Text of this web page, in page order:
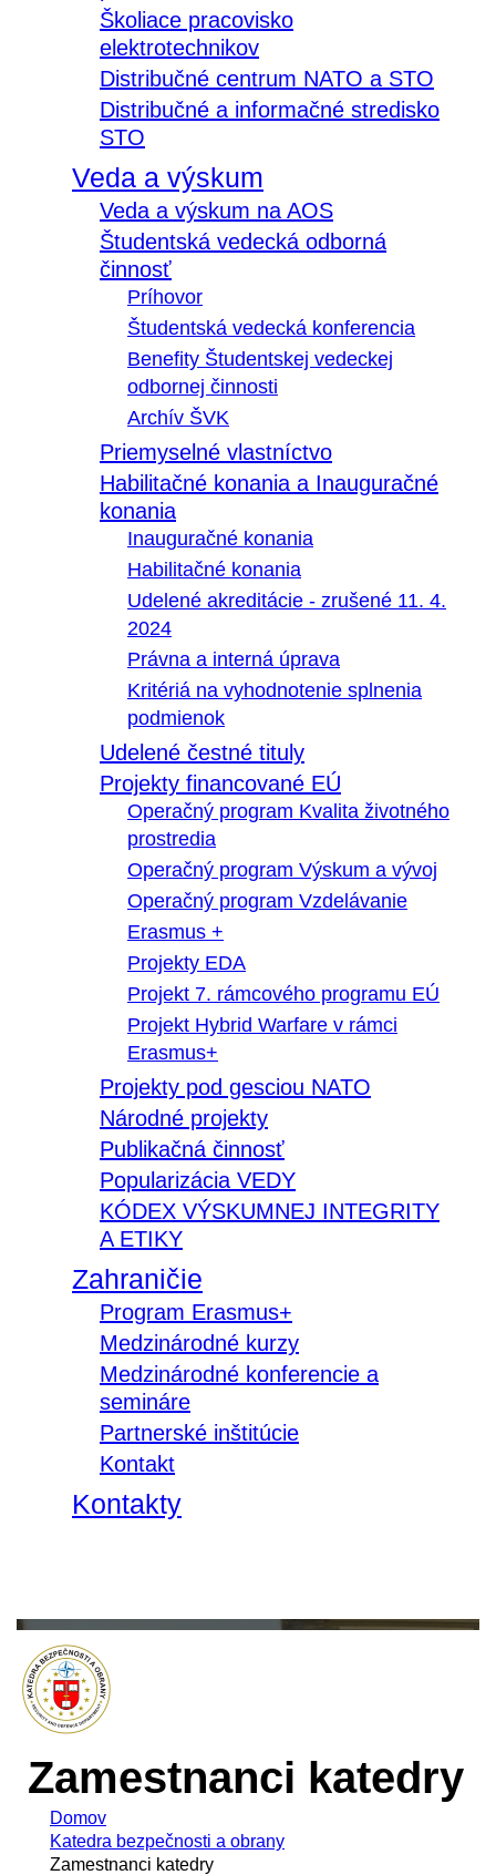
Školiace pracovisko
elektrotechnikov
Distribučné centrum NATO a STO
Distribučné a informačné stredisko
STO
Veda a výskum
Veda a výskum na AOS
Študentská vedecká odborná
činnosť
Príhovor
Študentská vedecká konferencia
Benefity Študentskej vedeckej
odbornej činnosti
Archív ŠVK
Priemyselné vlastníctvo
Habilitačné konania a Inauguračné
konania
Inauguračné konania
Habilitačné konania
Udelené akreditácie - zrušené 11. 4.
2024
Právna a interná úprava
Kritériá na vyhodnotenie splnenia
podmienok
Udelené čestné tituly
Projekty financované EÚ
Operačný program Kvalita životného
prostredia
Operačný program Výskum a vývoj
Operačný program Vzdelávanie
Erasmus +
Projekty EDA
Projekt 7. rámcového programu EÚ
Projekt Hybrid Warfare v rámci
Erasmus+
Projekty pod gesciou NATO
Národné projekty
Publikačná činnosť
Popularizácia VEDY
KÓDEX VÝSKUMNEJ INTEGRITY
A ETIKY
Zahraničie
Program Erasmus+
Medzinárodné kurzy
Medzinárodné konferencie a
semináre
Partnerské inštitúcie
Kontakt
Kontakty
Zamestnanci katedry
Domov
Katedra bezpečnosti a obrany
Zamestnanci katedry